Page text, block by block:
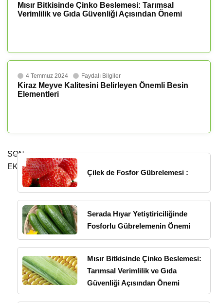
Mısır Bitkisinde Çinko Beslemesi: Tarımsal
Verimlilik ve Gıda Güvenliği Açısından Önemi
4 Temmuz 2024 Faydalı Bilgiler
Kiraz Meyve Kalitesini Belirleyen Önemli Besin
Elementleri
SON
EKLENENLER
Çilek de Fosfor Gübrelemesi :
Serada Hıyar Yetiştiriciliğinde
Fosforlu Gübrelemenin Önemi
Mısır Bitkisinde Çinko Beslemesi:
Tarımsal Verimlilik ve Gıda
Güvenliği Açısından Önemi